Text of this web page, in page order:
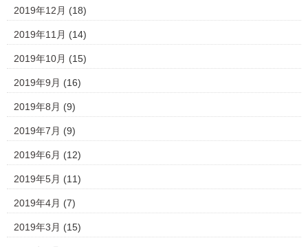
2019年12月 (18)
2019年11月 (14)
2019年10月 (15)
2019年9月 (16)
2019年8月 (9)
2019年7月 (9)
2019年6月 (12)
2019年5月 (11)
2019年4月 (7)
2019年3月 (15)